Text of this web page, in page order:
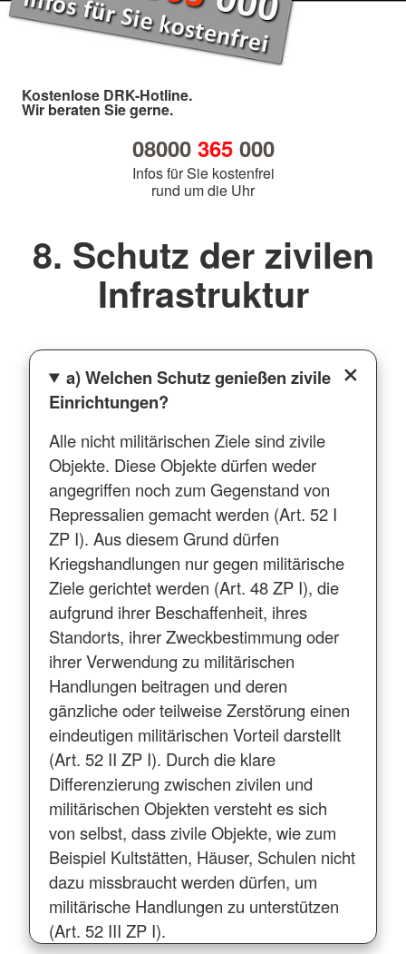
Kostenlose DRK-Hotline.
Wir beraten Sie gerne.
08000 365000
Infos für Sie kostenfrei
rund um die Uhr
8. Schutz der zivilen
Infrastruktur
a) Welchen Schutz genießen zivile
Einrichtungen?
Alle nicht militärischen Ziele sind zivile
Objekte. Diese Objekte dürfen weder
angegriffen noch zum Gegenstand von
Repressalien gemacht werden (Art. 52 I
ZP I). Aus diesem Grund dürfen
Kriegshandlungen nur gegen militärische
Ziele gerichtet werden (Art. 48 ZP I), die
aufgrund ihrer Beschaffenheit, ihres
Standorts, ihrer Zweckbestimmung oder
ihrer Verwendung zu militärischen
Handlungen beitragen und deren
gänzliche oder teilweise Zerstörung einen
eindeutigen militärischen Vorteil darstellt
(Art. 52 II ZP I). Durch die klare
Differenzierung zwischen zivilen und
militärischen Objekten versteht es sich
von selbst, dass zivile Objekte, wie zum
Beispiel Kultstätten, Häuser, Schulen nicht
dazu missbraucht werden dürfen, um
militärische Handlungen zu unterstützen
(Art. 52 III ZP I).